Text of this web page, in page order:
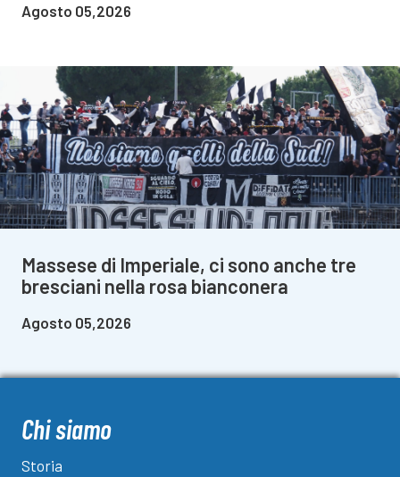
Agosto 05,2026
Massese di Imperiale, ci sono anche tre
bresciani nella rosa bianconera
Agosto 05,2026
Chi siamo
Storia